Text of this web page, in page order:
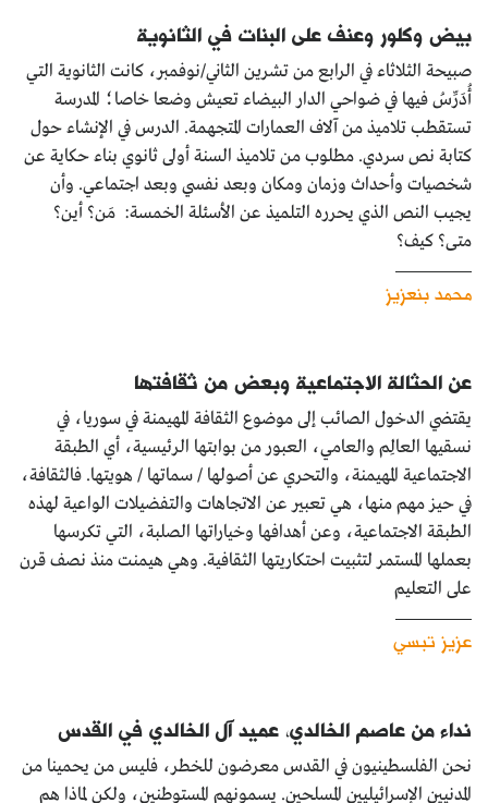
بيض وكلور وعنف على البنات في الثانوية
صبيحة الثلاثاء في الرابع من تشرين الثاني/نوفمبر، كانت الثانوية التي
أُدَرِّسُ فيها في ضواحي الدار البيضاء تعيش وضعا خاصا؛ المدرسة
تستقطب تلاميذ من آلاف العمارات المتجهمة. الدرس في الإنشاء حول
كتابة نص سردي. مطلوب من تلاميذ السنة أولى ثانوي بناء حكاية عن
شخصيات وأحداث وزمان ومكان وبعد نفسي وبعد اجتماعي. وأن
يجيب النص الذي يحرره التلميذ عن الأسئلة الخمسة: مَن؟ أين؟
متى؟ كيف؟
محمد بنعزيز
عن الحثالة الاجتماعية وبعض من ثقافتها
يقتضي الدخول الصائب إلى موضوع الثقافة المهيمنة في سوريا، في
نسقيها العالِم والعامي، العبور من بوابتها الرئيسية، أي الطبقة
الاجتماعية المهيمنة، والتحري عن أصولها / سماتها / هويتها. فالثقافة،
في حيز مهم منها، هي تعبير عن الاتجاهات والتفضيلات الواعية لهذه
الطبقة الاجتماعية، وعن أهدافها وخياراتها الصلبة، التي تكرسها
بعملها المستمر لتثبيت احتكاريتها الثقافية. وهي هيمنت منذ نصف قرن
على التعليم
عزيز تبسي
نداء من عاصم الخالدي، عميد آل الخالدي في القدس
نحن الفلسطينيون في القدس معرضون للخطر، فليس من يحمينا من
المدنيين الإسرائيليين المسلحين. يسمونهم المستوطنين، ولكن لماذا هم